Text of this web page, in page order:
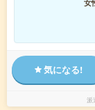
女
気になる!
派